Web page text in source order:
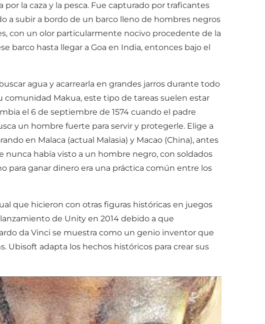
la caza y la pesca. Fue capturado por traficantes
a subir a bordo de un barco lleno de hombres negros
con un olor particularmente nocivo procedente de la
barco hasta llegar a Goa en India, entonces bajo el
agua y acarrearla en grandes jarros durante todo
Makua, este tipo de tareas suelen estar
el 6 de septiembre de 1574 cuando el padre
un hombre fuerte para servir y protegerle. Elige a
en Malaca (actual Malasia) y Macao (China), antes
nunca había visto a un hombre negro, con soldados
para ganar dinero era una práctica común entre los
que hicieron con otras figuras históricas en juegos
de Unity en 2014 debido a que
da Vinci se muestra como un genio inventor que
Ubisoft adapta los hechos históricos para crear sus